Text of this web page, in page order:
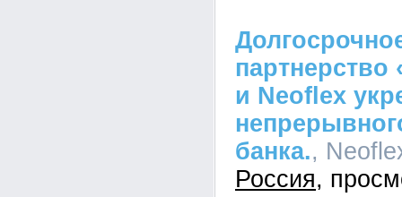
партнерство
и Neoflex
банка.,
Россия